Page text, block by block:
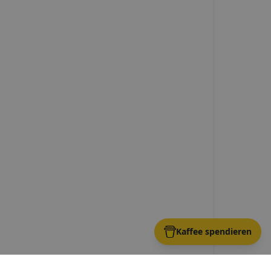
Kaffee spendieren